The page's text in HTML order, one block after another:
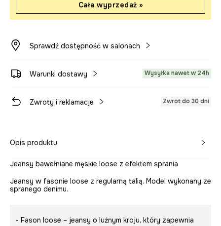
Cała wyprzedaż »
Sprawdź dostępność w salonach
Warunki dostawy Wysyłka nawet w 24h
Zwroty i reklamacje Zwrot do 30 dni
Opis produktu
Jeansy bawełniane męskie loose z efektem sprania
Jeansy w fasonie loose z regularną talią. Model wykonany ze
spranego denimu.
- Fason loose – jeansy o luźnym kroju, który zapewnia